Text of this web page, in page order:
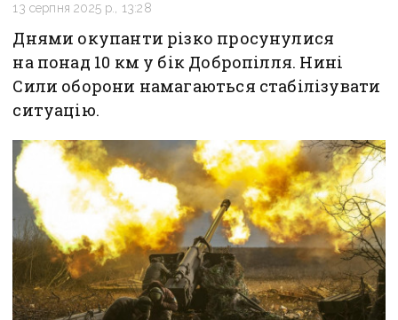
13 серпня 2025 р., 13:28
Днями окупанти різко просунулися
на понад 10 км у бік Добропілля. Нині
Сили оборони намагаються стабілізувати
ситуацію.